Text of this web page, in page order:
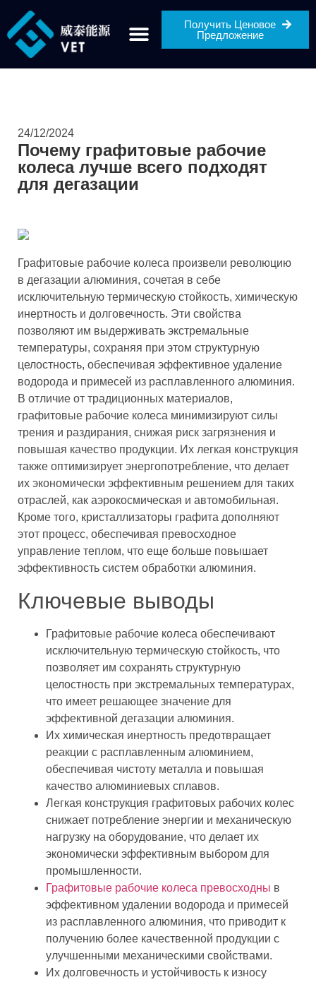
Получить Ценовое
Предложение
24/12/2024
Почему графитовые рабочие
колеса лучше всего подходят
для дегазации
Графитовые рабочие колеса произвели революцию
в дегазации алюминия, сочетая в себе
исключительную термическую стойкость, химическую
инертность и долговечность. Эти свойства
позволяют им выдерживать экстремальные
температуры, сохраняя при этом структурную
целостность, обеспечивая эффективное удаление
водорода и примесей из расплавленного алюминия.
В отличие от традиционных материалов,
графитовые рабочие колеса минимизируют силы
трения и раздирания, снижая риск загрязнения и
повышая качество продукции. Их легкая конструкция
также оптимизирует энергопотребление, что делает
их экономически эффективным решением для таких
отраслей, как аэрокосмическая и автомобильная.
Кроме того, кристаллизаторы графита дополняют
этот процесс, обеспечивая превосходное
управление теплом, что еще больше повышает
эффективность систем обработки алюминия.
Ключевые выводы
Графитовые рабочие колеса обеспечивают
исключительную термическую стойкость, что
позволяет им сохранять структурную
целостность при экстремальных температурах,
что имеет решающее значение для
эффективной дегазации алюминия.
Их химическая инертность предотвращает
реакции с расплавленным алюминием,
обеспечивая чистоту металла и повышая
качество алюминиевых сплавов.
Легкая конструкция графитовых рабочих колес
снижает потребление энергии и механическую
нагрузку на оборудование, что делает их
экономически эффективным выбором для
промышленности.
Графитовые рабочие колеса превосходны в
эффективном удалении водорода и примесей
из расплавленного алюминия, что приводит к
получению более качественной продукции с
улучшенными механическими свойствами.
Их долговечность и устойчивость к износу